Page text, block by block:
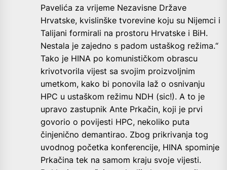
Pavelića za vrijeme Nezavisne Države
Hrvatske, kvislinške tvorevine koju su Nijemci i
Talijani formirali na prostoru Hrvatske i BiH.
Nestala je zajedno s padom ustaškog režima.“
Tako je HINA po komunističkom obrascu
krivotvorila vijest sa svojim proizvoljnim
umetkom, kako bi ponovila laž o osnivanju
HPC u ustaškom režimu NDH (sic!). A to je
upravo zastupnik Ante Prkačin, koji je prvi
govorio o povijesti HPC, nekoliko puta
činjenično demantirao. Zbog prikrivanja tog
uvodnog početka konferencije, HINA spominje
Prkačina tek na samom kraju svoje vijesti.